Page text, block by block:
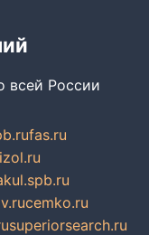
всей России
fas.ru
cemko.ru
superiorsearch.ru